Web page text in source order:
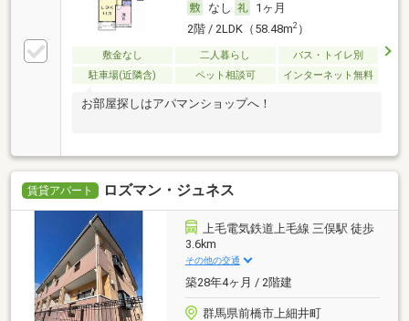
なし
1ヶ月
2階 / 2LDK（58.48m2）
敷金なし 二人暮らし
バス・トイレ別
駐車場(近隣含)
ペット相談可 インターネット無料
お部屋探しはアパマンショップへ！
賃貸アパート ロズマン・ジュネス
上毛電気鉄道上毛線 三俣駅 徒歩
3.6km
その他の交通
築28年4ヶ月 / 2階建
群馬県前橋市上細井町